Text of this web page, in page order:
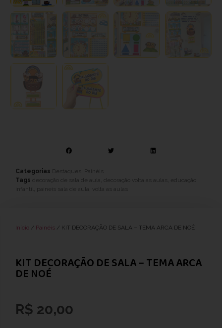
Categorias Destaques
Painéis
Tags
decoração volta as aulas
infantil
paineis sala de aula volta as aulas
Início / Painéis / KIT DECORAÇÃO DE SALA – TEMA ARCA DE NOÉ
KIT DECORAÇÃO DE SALA – TEMA ARCA
DE NOÉ
R$ 20,00